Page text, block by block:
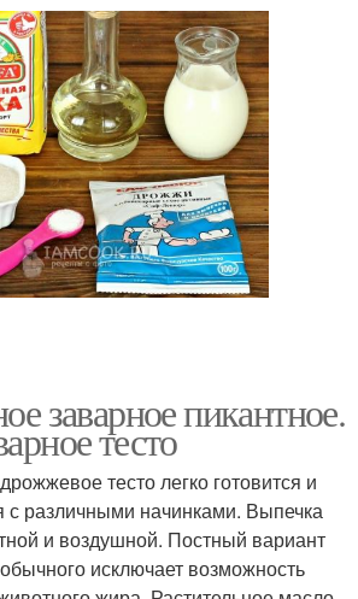
заварное пикантное.
тесто
тесто легко готовится и
с различными начинками. Выпечка
и воздушной. Постный вариант
исключает возможность